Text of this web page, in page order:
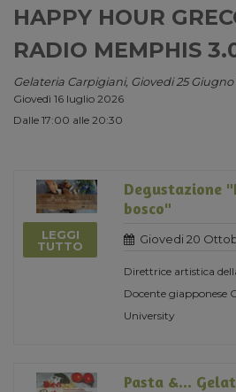
HAPPY HOUR
RADIO MEMPHIS
Gelateria Carpigiani, Giovedi 25 Giugno
Giovedì 16 luglio 2026
Dalle 17:00 alle 20:30
LEGGI
TUTTO
Degustazione
bosco"
Giovedi 20
Direttrice artistica
Docente giapponese
University
Pasta &...